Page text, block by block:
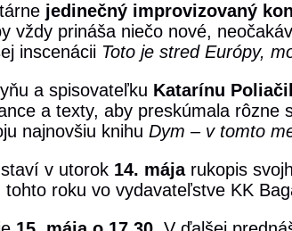
jedinečný improvizovaný
vždy prináša niečo nové,
inscenácii Toto je stred Európy,
a spisovateľku Katarínu
a texty, aby preskúmala
najnovšiu knihu Dym – v tomto
v utorok 14. májarukopis
roku vo vydavateľstve KK